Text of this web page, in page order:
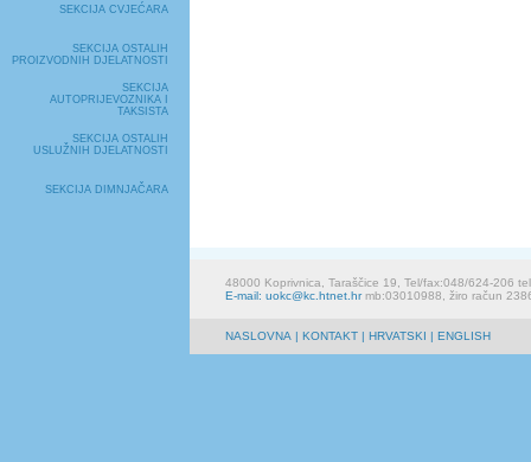
SEKCIJA CVJEĆARA
SEKCIJA OSTALIH
PROIZVODNIH DJELATNOSTI
SEKCIJA
AUTOPRIJEVOZNIKA I
TAKSISTA
SEKCIJA OSTALIH
USLUŽNIH DJELATNOSTI
SEKCIJA DIMNJAČARA
48000 Koprivnica, Taraščice 19, Tel/fax:048/624-206
E-mail: uokc@kc.htnet.hrmb:03010988, žiro račun
NASLOVNA | KONTAKT | HRVATSKI | ENGLISH